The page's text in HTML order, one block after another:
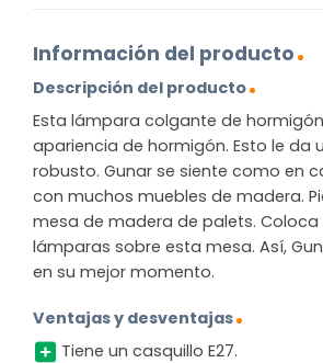
Información del producto
Descripción del producto
Esta lámpara colgante de
apariencia de hormigón. Esto le da
robusto. Gunar se siente como en
con muchos muebles de madera.
mesa de madera de palets. Coloca
lámparas sobre esta mesa. Así,
en su mejor momento.
Ventajas y desventajas
Tiene un casquillo E27.